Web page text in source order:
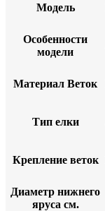
Модель
Особенности
модели
Материал Веток
Тип елки
Крепление веток
Диаметр нижнего
яруса см.